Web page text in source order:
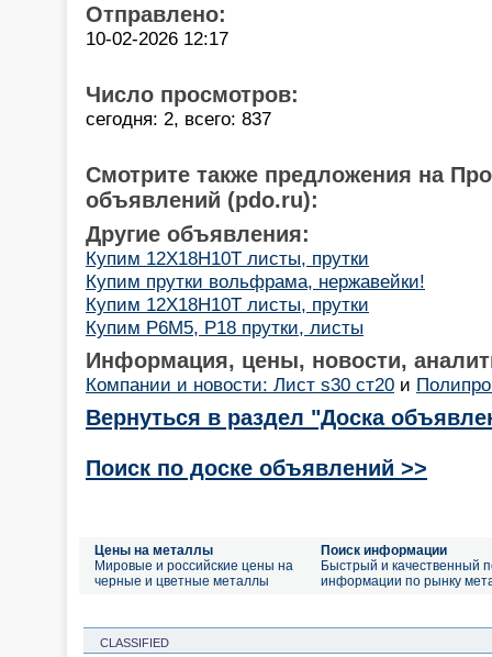
Отправлено:
10-02-2026 12:17
Число просмотров:
сегодня: 2, всего: 837
Смотрите также предложения на
объявлений (pdo.ru):
Другие объявления:
Купим 12Х18Н10Т листы, прутки
Купим прутки вольфрама, нержавейки!
Купим 12Х18Н10Т листы, прутки
Купим Р6М5, Р18 прутки, листы
Информация, цены, новости,
Компании и новости: Лист s30 ст20 и
Вернуться в раздел "Доска
Поиск по доске объявлений >>
Цены на металлы
Мировые и российские цены на
черные и цветные металлы
Поиск информации
Быстрый и качественный
информации по рынку
CLASSIFIED